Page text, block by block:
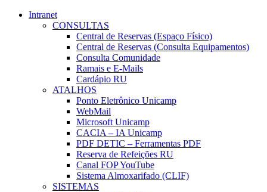
Intranet
CONSULTAS
Central de Reservas (Espaço Físico)
Central de Reservas (Consulta Equipamentos)
Consulta Comunidade
Ramais e E-Mails
Cardápio RU
ATALHOS
Ponto Eletrônico Unicamp
WebMail
Microsoft Unicamp
CACIA – IA Unicamp
PDF DETIC – Ferramentas PDF
Reserva de Refeições RU
Canal FOP YouTube
Sistema Almoxarifado (CLIF)
SISTEMAS